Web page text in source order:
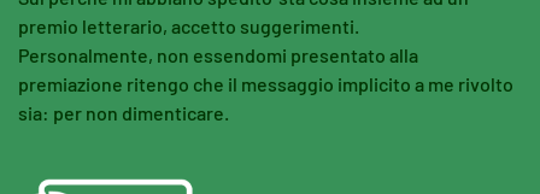
premio letterario, accetto suggerimenti.
Personalmente, non essendomi presentato alla
premiazione ritengo che il messaggio implicito a me rivolto
sia: per non dimenticare.